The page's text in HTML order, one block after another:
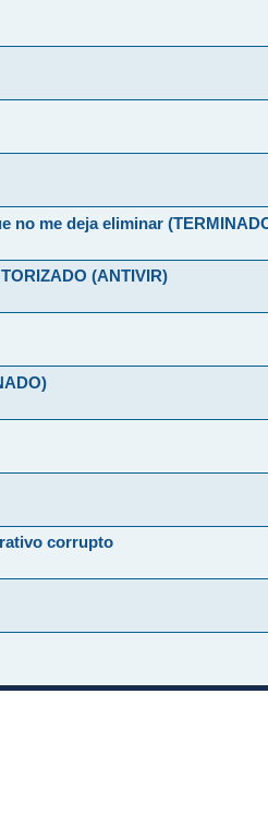
no me deja eliminar
(ANTIVIR)
corrupto